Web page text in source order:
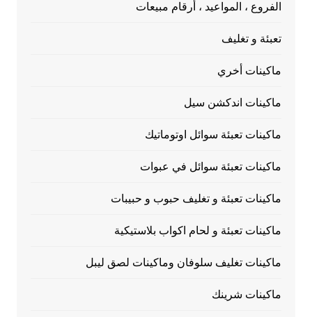
الفروع ، المواعيد ، أرقام مبيعات
تعبئة و تغليف
ماكينات أخري
ماكينات اندكشن سيل
ماكينات تعبئة سوائل اوتوماتيك
ماكينات تعبئة سوائل في عبوات
ماكينات تعبئة و تغليف حبوب و حبيبات
ماكينات تعبئة و لحام اكواب بلاستيكية
ماكينات تغليف سلوفان وماكينات لصق ليبل
ماكينات شرينك